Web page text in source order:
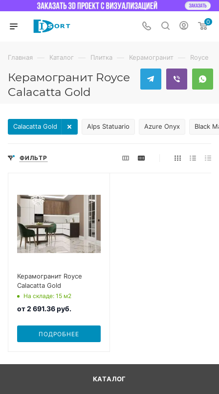
0
Главная — Каталог — Плитка — Керамогранит — Royce
Керамогранит Royce
Calacatta Gold
Alps Statuario Azure Onyx Black
Calacatta Gold
ФИЛЬТР
Керамогранит Royce
Calacatta Gold
На складе: 15 м2
от2 691.36 руб.
ПОДРОБНЕЕ
КАТАЛОГ